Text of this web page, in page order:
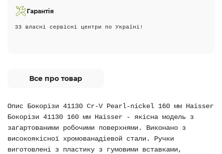
Гарантія
33 власні сервісні центри по Україні!
Все про товар
Опис Бокорізи 41130 Cr-V Pearl-nickel 160 мм Haisser
Бокорізи 41130 160 мм Haisser - якісна модель з
загартованими робочими поверхнями. Виконано з
високоякісної хромованадіевой стали. Ручки
виготовлені з пластику з гумовими вставками,